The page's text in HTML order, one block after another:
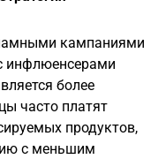
кампаниями
инфлюенсерами
более
часто платят
продуктов,
с меньшим